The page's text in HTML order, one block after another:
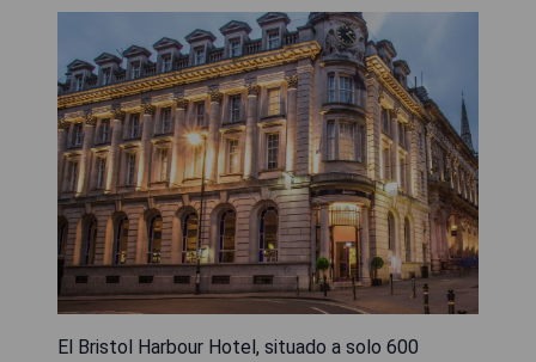
El Bristol Harbour Hotel, situado a solo 600